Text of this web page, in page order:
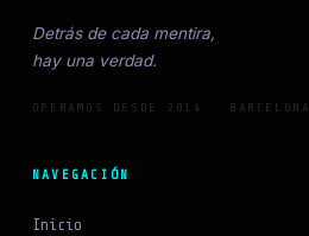
Detrás de cada mentira,
hay una verdad.
OPERAMOS DESDE 2014 · BARCELONA
NAVEGACIÓN
Inicio